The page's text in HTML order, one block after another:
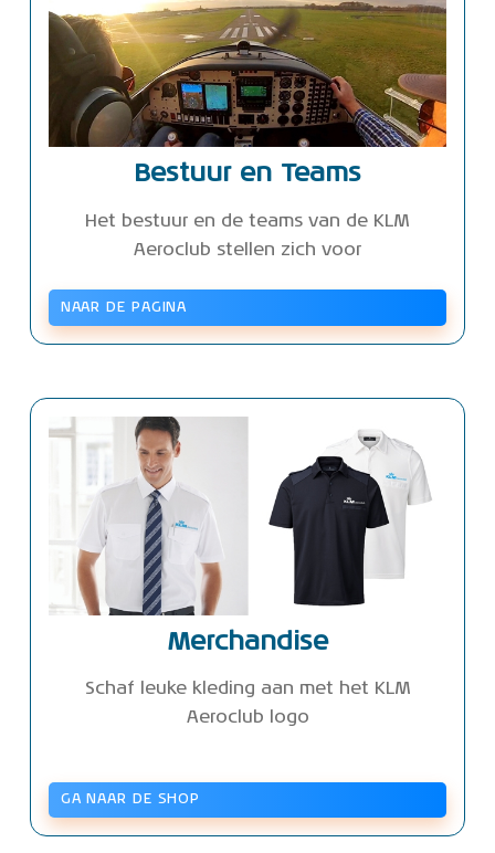
Bestuur en Teams
Het bestuur en de teams van de KLM
Aeroclub stellen zich voor
NAAR DE PAGINA
Merchandise
Schaf leuke kleding aan met het KLM
Aeroclub logo
GA NAAR DE SHOP